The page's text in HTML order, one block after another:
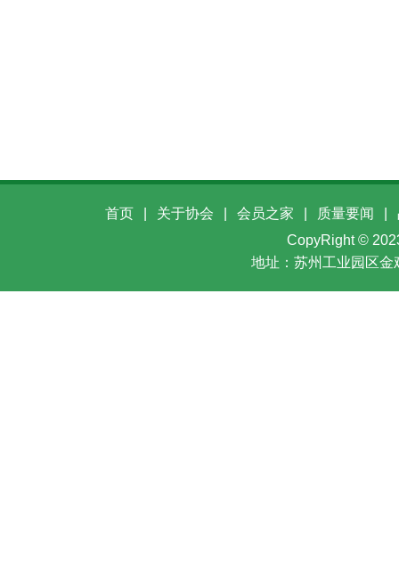
首页 关于协会 会员之家 质量要闻
CopyRight ©
地址：苏州工业园区